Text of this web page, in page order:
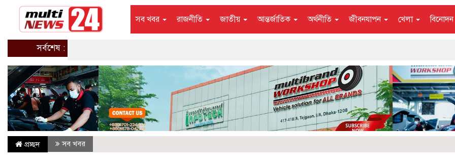
সব খবর রাজনীতি জাতীয় আন্তর্জাতিক অর্থনীতি জীবনযাপন খেলা বিনোদন
সর্বশেষ :
প্রচ্ছদ সব খবর